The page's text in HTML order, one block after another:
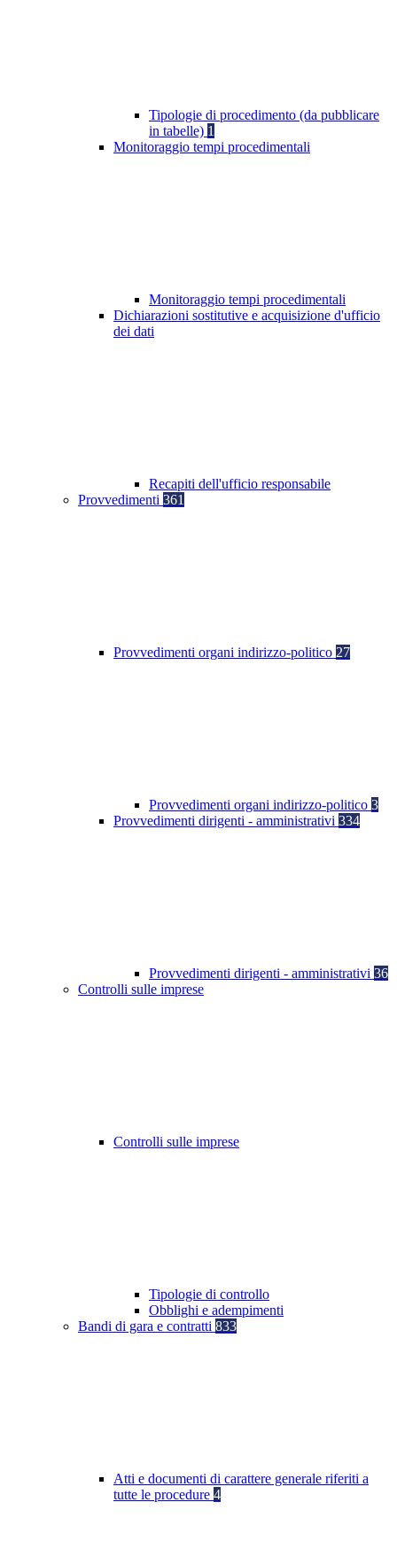
Tipologie di procedimento (da pubblicare
in tabelle) 1
Monitoraggio tempi procedimentali
Monitoraggio tempi procedimentali
Dichiarazioni sostitutive e acquisizione d'ufficio
dei dati
Recapiti dell'ufficio responsabile
Provvedimenti 361
Provvedimenti organi indirizzo-politico 27
Provvedimenti organi indirizzo-politico 3
Provvedimenti dirigenti - amministrativi 334
Provvedimenti dirigenti - amministrativi 36
Controlli sulle imprese
Controlli sulle imprese
Tipologie di controllo
Obblighi e adempimenti
Bandi di gara e contratti 833
Atti e documenti di carattere generale riferiti a
tutte le procedure 4